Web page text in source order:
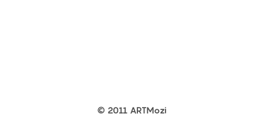
© 2011 ARTMozi